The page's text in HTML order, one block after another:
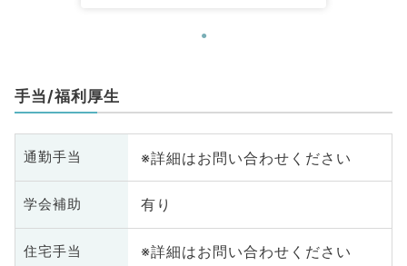
手当/福利厚生
通勤手当 ※詳細はお問い合わせください
学会補助 有り
住宅手当 ※詳細はお問い合わせください